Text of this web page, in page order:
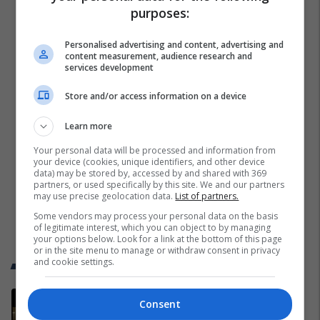
Trend Telegrafi
Kurti pas takimit me Abdixhikun:
Nuk kemi marrëveshje politike me
purposes:
Personalised advertising and content, advertising and
content measurement, audience research and
services development
Store and/or access information on a device
Learn more
Your personal data will be processed and information from
your device (cookies, unique identifiers, and other device
data) may be stored by, accessed by and shared with 369
partners, or used specifically by this site. We and our partners
may use precise geolocation data. List of partners.
Some vendors may process your personal data on the basis
of legitimate interest, which you can object to by managing
your options below. Look for a link at the bottom of this page
or in the site menu to manage or withdraw consent in privacy
and cookie settings.
Consent